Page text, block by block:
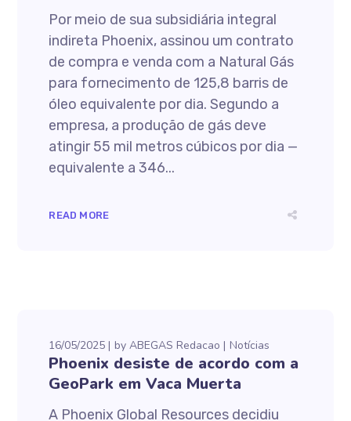
Por meio de sua subsidiária integral
indireta Phoenix, assinou um contrato
de compra e venda com a Natural Gás
para fornecimento de 125,8 barris de
óleo equivalente por dia. Segundo a
empresa, a produção de gás deve
atingir 55 mil metros cúbicos por dia —
equivalente a 346...
READ MORE
16/05/2025 byABEGAS Redacao Notícias
Phoenix desiste de acordo com a
GeoPark em Vaca Muerta
A Phoenix Global Resources decidiu